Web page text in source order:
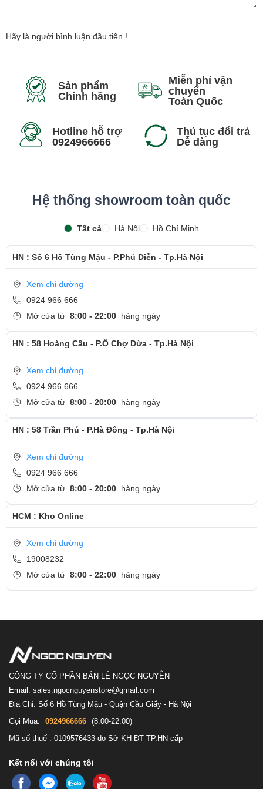
phím Legion TrueStrike có hành trình phím tối ưu 1,5mm, phím
muốn. Hơn nữa, bàn phím TrueStrike có bố cục thông minh với vị
trí phím mũi tên hợp lý, bàn phím số đầy đủ và đèn nền, giúp bạn
thao tác chính xác dù là trong đêm tối.
Kết nối đa dạng, toàn diện
Lenovo Gaming Legion 5i được trang bị công nghệ kết nối WiFi 6
mới nhất, giúp cho mọi trải nghiệm chơi game online cũng như làm
việc trực tuyến của người dùng luôn liền mạch, mạnh mẽ nhất.
Công nghệ bảo mật nhận diện khuôn mặt bảo vệ laptop khỏi
những truy cập trái phép.
Hãy là người bình luận đầu tiên !
Sản phẩm
Chính hãng
Miễn phí vận
chuyển
Toàn Quốc
Hotline hỗ trợ
0924966666
Thủ tục đổi trả
Dễ dàng
Hệ thống showroom toàn quốc
Tất cả Hà Nội Hồ Chí Minh
HN : Số 6 Hồ Tùng Mậu - P.Phú Diễn - Tp.Hà Nội
Xem chỉ đường
0924 966 666
Mở cửa từ 8:00 - 22:00 hàng ngày
HN : 58 Hoàng Cầu - P.Ô Chợ Dừa - Tp.Hà Nội
Xem chỉ đường
0924 966 666
Mở cửa từ 8:00 - 20:00 hàng ngày
HN : 58 Trần Phú - P.Hà Đông - Tp.Hà Nội
Xem chỉ đường
0924 966 666
Mở cửa từ 8:00 - 20:00 hàng ngày
HCM : Kho Online
Xem chỉ đường
19008232
Mở cửa từ 8:00 - 22:00 hàng ngày
CÔNG TY CỔ PHẦN BÁN LẺ NGỌC NGUYỄN
Email: sales.ngocnguyenstore@gmail.com
Địa Chỉ: Số 6 Hồ Tùng Mậu - Quận Cầu Giấy - Hà Nội
Gọi Mua:
0924966666 (8:00-22:00)
Mã số thuế : 0109576433 do Sở KH-ĐT TP.HN cấp
Kết nối với chúng tôi